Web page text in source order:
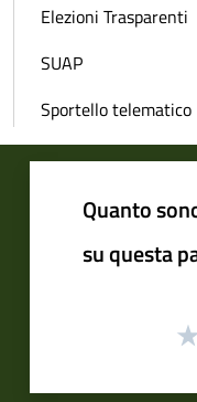
Elezioni Trasparenti
SUAP
Sportello telematico
Quanto
su questa